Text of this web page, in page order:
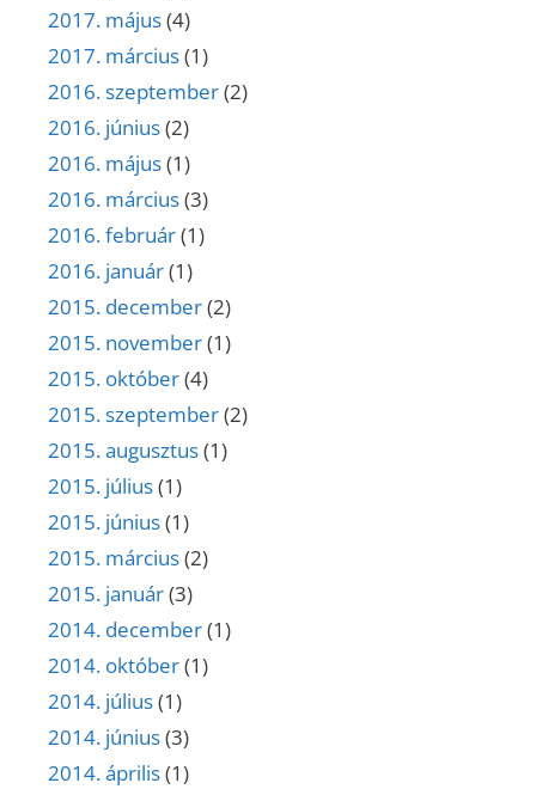
2017. május(4)
2017. március(1)
2016. szeptember(2)
2016. június(2)
2016. május(1)
2016. március(3)
2016. február(1)
2016. január(1)
2015. december(2)
2015. november(1)
2015. október(4)
2015. szeptember(2)
2015. augusztus(1)
2015. július(1)
2015. június(1)
2015. március(2)
2015. január(3)
2014. december(1)
2014. október(1)
2014. július(1)
2014. június(3)
2014. április(1)